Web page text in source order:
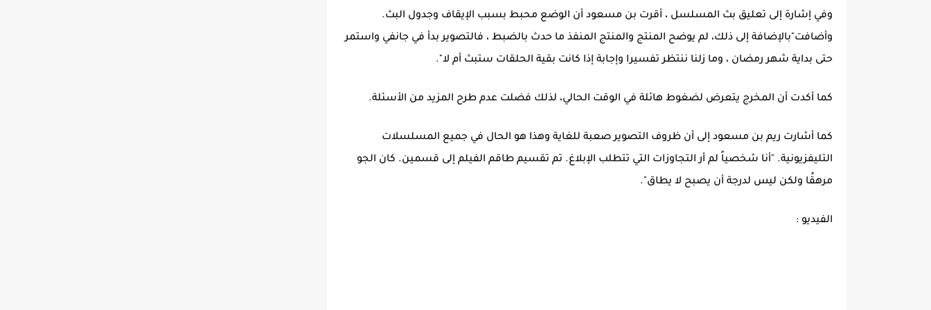
وفي إشارة إلى تعليق بث المسلسل ، أقرت بن مسعود أن الوضع محبط بسبب الإيقاف وجدول البث.
وأضافت"بالإضافة إلى ذلك، لم يوضح المنتج والمنتج المنفذ ما حدث بالضبط ، فالتصوير بدأ في جانفي واستمر
حتى بداية شهر رمضان ، وما زلنا ننتظر تفسيرا وإجابة إذا كانت بقية الحلقات ستبث أم لا".
كما أكدت أن المخرج يتعرض لضغوط هائلة في الوقت الحالي، لذلك فضلت عدم طرح المزيد من الأسئلة.
كما أشارت ريم بن مسعود إلى أن ظروف التصوير صعبة للغاية وهذا هو الحال في جميع المسلسلات
التليفزيونية. "أنا شخصياً لم أر التجاوزات التي تتطلب الإبلاغ. تم تقسيم طاقم الفيلم إلى قسمين. كان الجو
مرهقًا ولكن ليس لدرجة أن يصبح لا يطاق".
الفيديو :